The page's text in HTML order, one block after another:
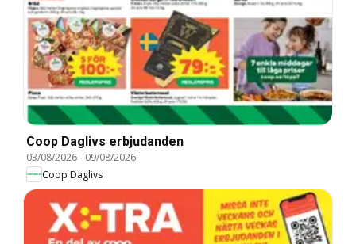
Coop Daglivs erbjudanden
03/08/2026- 09/08/2026
Coop Daglivs